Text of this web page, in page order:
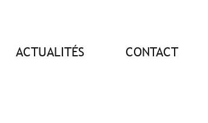
ACTUALITÉS CONTACT